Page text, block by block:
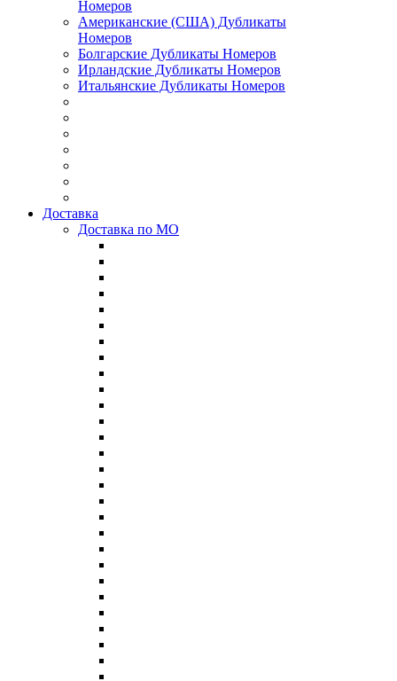
Номеров
Американские (США) Дубликаты
Номеров
Болгарские Дубликаты Номеров
Ирландские Дубликаты Номеров
Итальянские Дубликаты Номеров
Доставка
Доставка по МО